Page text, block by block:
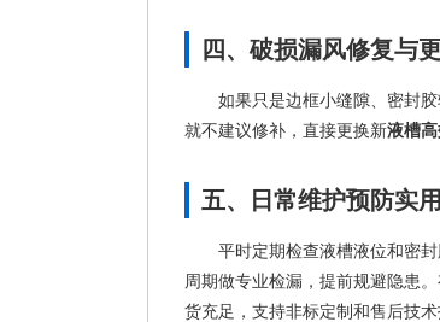
四、破损漏风修复与
如果只是边框小缝隙、密封
就不建议修补，直接更换新液槽
五、日常维护预防实
平时定期检查液槽液位和密
周期做专业检漏，提前规避隐患
货充足，支持非标定制和售后技术